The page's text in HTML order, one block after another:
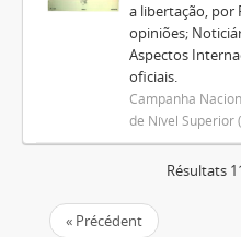
a libertação, por
opiniões;
Aspectos
oficiais.
Campanha
de Nível Superior
Résultats
« Précédent